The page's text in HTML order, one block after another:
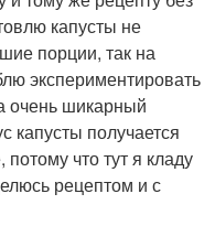
капусты не
порции, так на
экспериментировать
очень шикарный
капусты получается
что тут я кладу
рецептом и с